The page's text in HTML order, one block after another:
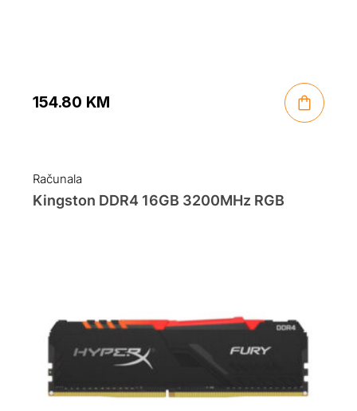
154.80 KM
Računala
Kingston DDR4 16GB 3200MHz RGB